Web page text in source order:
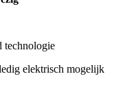
technologie
elektrisch mogelijk